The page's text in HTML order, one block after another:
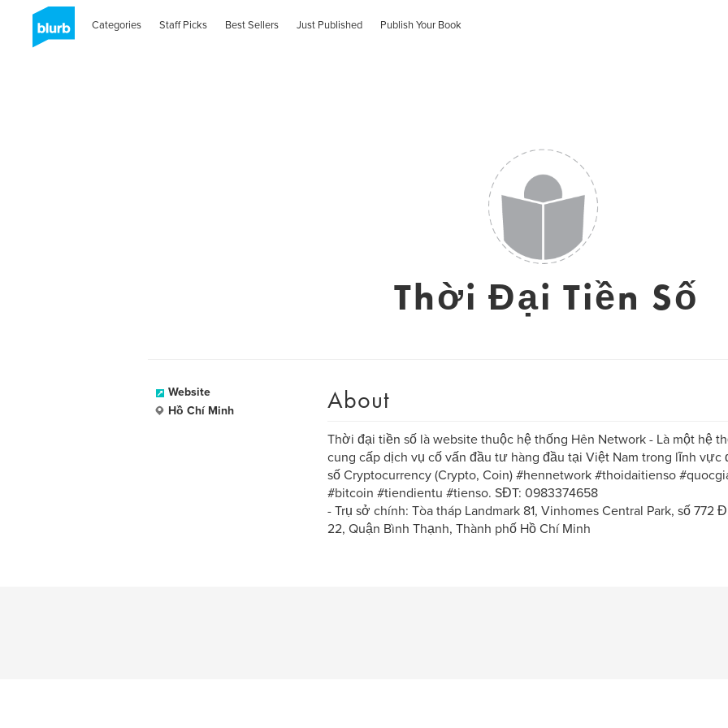
Categories Staff Picks Best Sellers Just Published Publish Your Book
Thời Đại Tiền Số
Website
Hồ Chí Minh
About
Thời đại tiền số là website thuộc hệ thống Hên Network - Là một hệ
cung cấp dịch vụ cố vấn đầu tư hàng đầu tại Việt Nam trong lĩnh
số Cryptocurrency (Crypto, Coin) #hennetwork #thoidaitienso
#bitcoin #tiendientu #tienso. SĐT: 0983374658
- Trụ sở chính: Tòa tháp Landmark 81, Vinhomes Central Park, số 772
22, Quận Bình Thạnh, Thành phố Hồ Chí Minh